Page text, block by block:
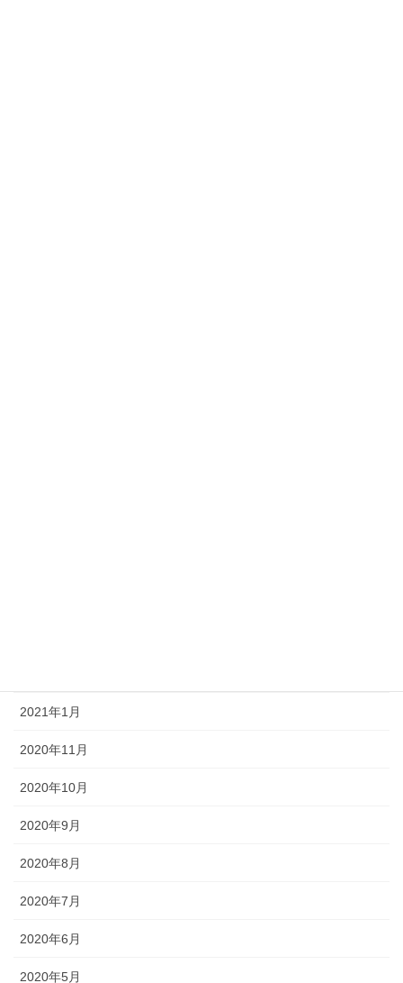
2021年1月
2020年11月
2020年10月
2020年9月
2020年8月
2020年7月
2020年6月
2020年5月